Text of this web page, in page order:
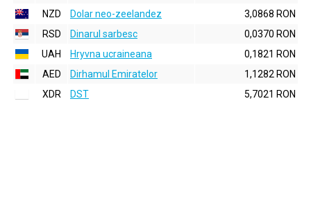
NZD
Dolar neo-zeelandez
3,0868 RON
RSD
Dinarul sarbesc
0,0370 RON
UAH
Hryvna ucraineana
0,1821 RON
AED
Dirhamul Emiratelor
1,1282 RON
XDR
DST 5,7021 RON